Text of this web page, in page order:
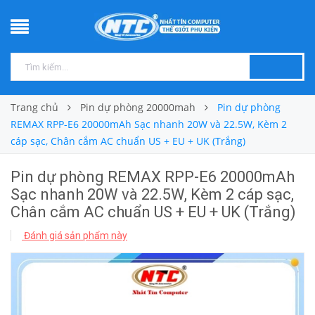
Trang chủ Pin dự phòng 20000mah
Pin dự phòng
REMAX RPP-E6 20000mAh Sạc nhanh 20W và 22.5W, Kèm 2
cáp sạc, Chân cắm AC chuẩn US + EU + UK (Trắng)
Pin dự phòng REMAX RPP-E6 20000mAh
Sạc nhanh 20W và 22.5W, Kèm 2 cáp sạc,
Chân cắm AC chuẩn US + EU + UK (Trắng)
Đánh giá sản phẩm này